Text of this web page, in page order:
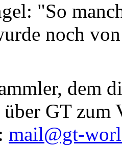
"So
noch
dem
GT zum
mail@gt-